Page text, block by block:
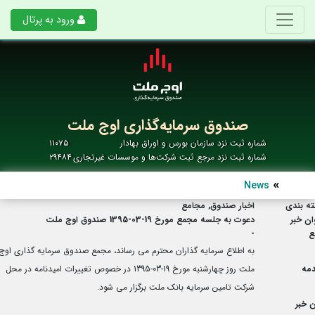
ورود به پرتال
صندوق سرمایه‌گذاری اوج ملت
شماره ثبت نزد سازمان بورس و اوراق بهادار
۱۱۰۷۵
شماره ثبت نزد مرجع ثبت شرکت‌ها و موسسات غیرتجاری۲۹۴۸۴
News
بندی
اخبار صندوق, مجامع
خبر
دعوت به جلسه مجمع مورخ 19-03-1395 صندوق اوج ملت
-
به اطلاع سرمایه گذاران محترم می رساند، مجمع صندوق سرمایه گذاری
ملت روز چهارشنبه مورخ 19-03-1395 در خصوص تغییرات امیدنامه در محل
شرکت تامین سرمایه بانک ملت برگزار می شود.
خبر